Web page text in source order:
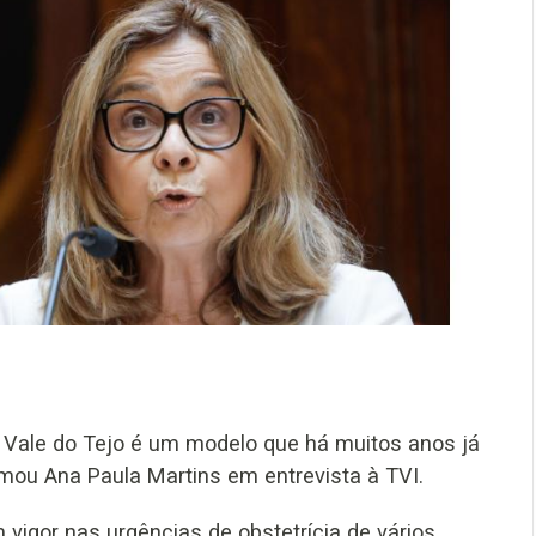
do Tejo é um modelo que há muitos anos já
Ana Paula Martins em entrevista à TVI.